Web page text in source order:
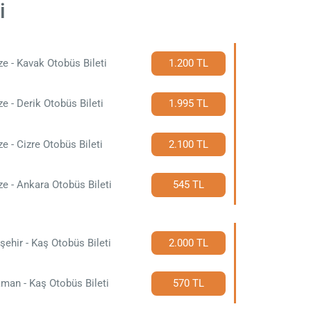
- Kavak Otobüs Bileti 1.200 TL
- Derik Otobüs Bileti 1.995 TL
- Cizre Otobüs Bileti 2.100 TL
- Ankara Otobüs Bileti 545 TL
- Kaş Otobüs Bileti 2.000 TL
- Kaş Otobüs Bileti 570 TL